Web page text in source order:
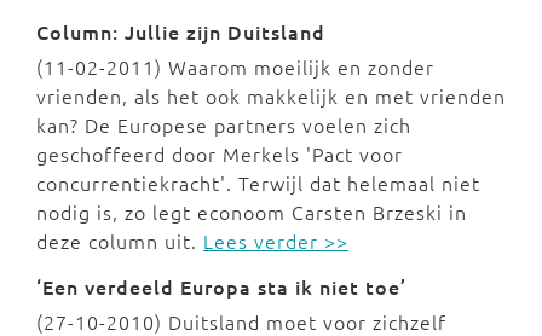
Column: Jullie zijn Duitsland
(11-02-2011) Waarom moeilijk en zonder
vrienden, als het ook makkelijk en met vrienden
kan? De Europese partners voelen zich
geschoffeerd door Merkels 'Pact voor
concurrentiekracht'. Terwijl dat helemaal niet
nodig is, zo legt econoom Carsten Brzeski in
deze column uit. Lees verder >>
‘Een verdeeld Europa sta ik niet toe’
(27-10-2010) Duitsland moet voor zichzelf